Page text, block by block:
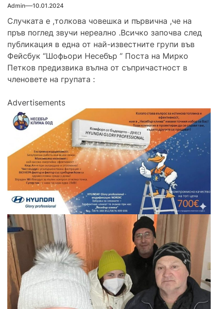
Admin 10.01.2024
Случката е ,толкова човешка и първична ,че на
пръв поглед звучи нереално .Всичко започва след
публикация в една от най-известните групи във
Фейсбук “Шофьори Несебър ” Поста на Мирко
Петков предизвика вълна от съпричастност в
членовете на групата :
Advertisements